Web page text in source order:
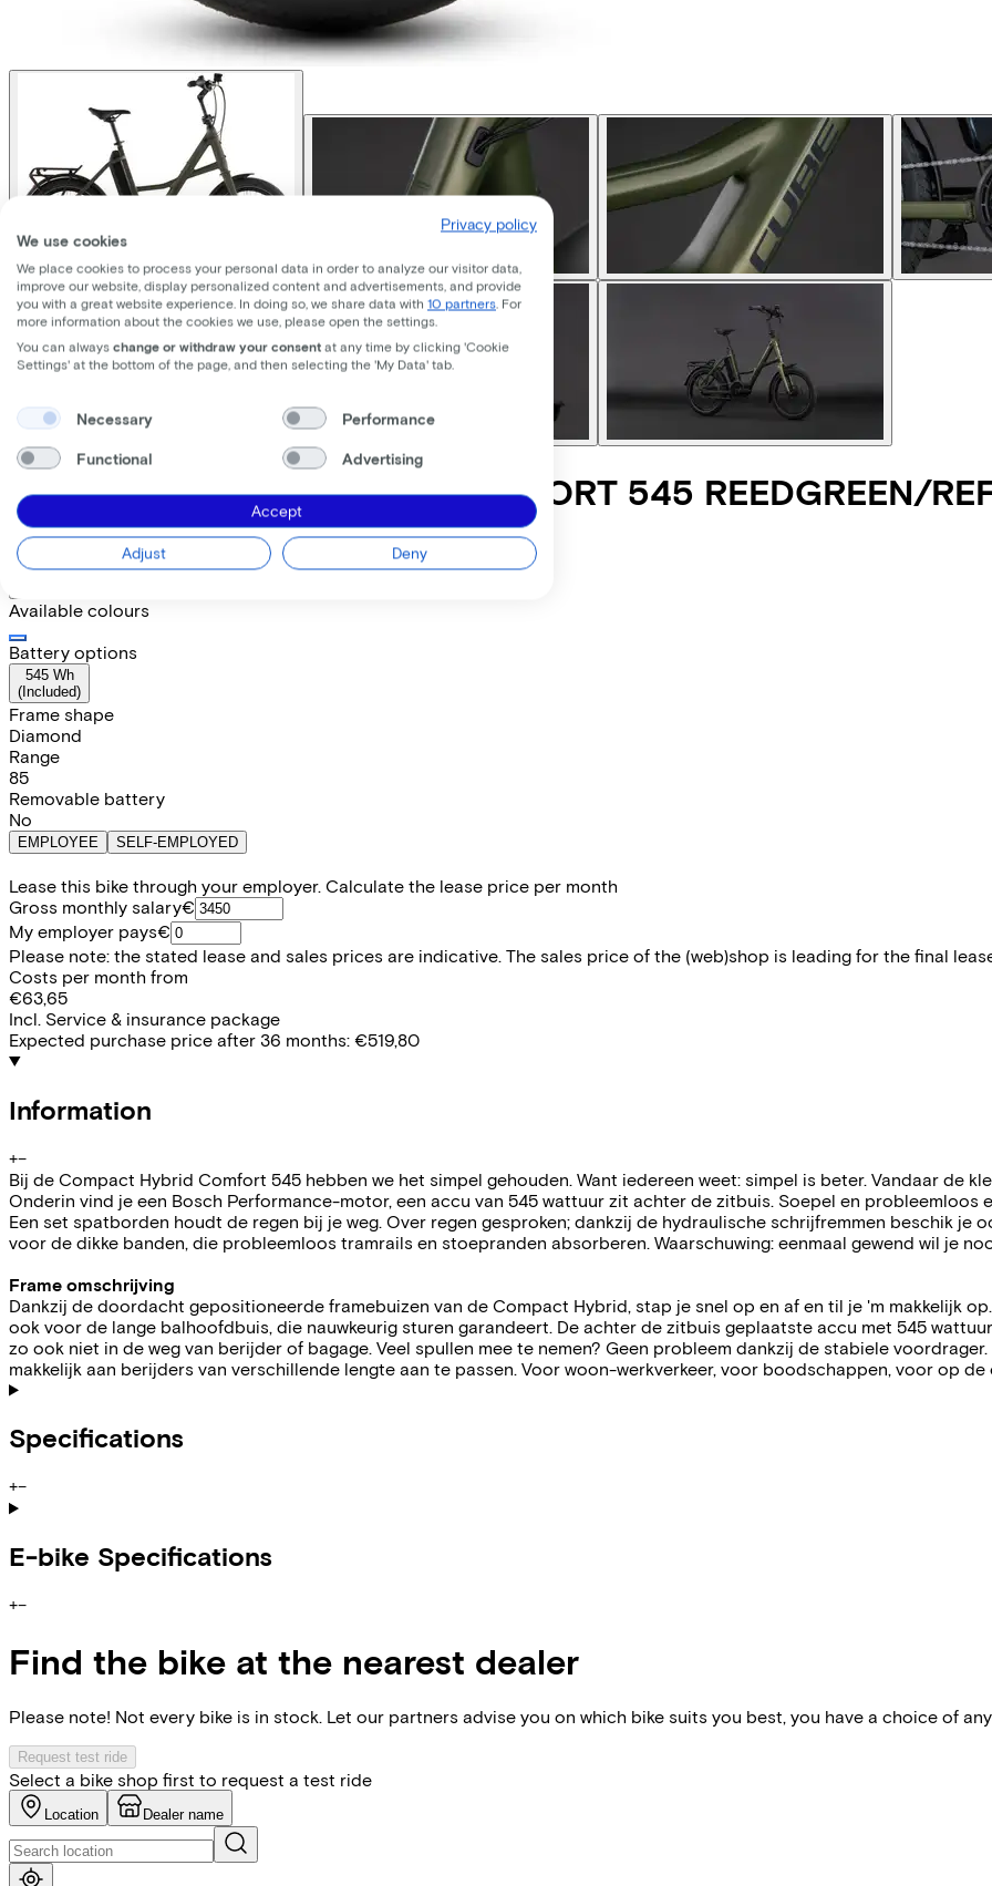
Cube COMPACT HYBRID COMFORT 545 REEDGREEN/
Price €2.599,00
Save €651,17 compared to buying.
Available colours
Battery options
545 Wh
( Included)
Frame shape
Diamond
Range
85
Removable battery
No
EMPLOYEE SELF-EMPLOYED
Lease this bike through your employer. Calculate the lease price per month
Gross monthly salary€
My employer pays€
Please note: the stated lease and sales prices are indicative. The sales price of the (web)shop is leading for the final
Costs per month from
€63,65
Incl. Service & insurance package
Expected purchase price after 36 months: €519,80
Information
+−
Bij de Compact Hybrid Comfort 545 hebben we het simpel gehouden. Want iedereen weet: simpel is beter. Vandaar de
Onderin vind je een Bosch Performance-motor, een accu van 545 wattuur zit achter de zitbuis. Soepel en
Een set spatborden houdt de regen bij je weg. Over regen gesproken; dankzij de hydraulische schrijfremmen beschik je
voor de dikke banden, die probleemloos tramrails en stoepranden absorberen. Waarschuwing: eenmaal gewend wil je
Frame omschrijving
Dankzij de doordacht gepositioneerde framebuizen van de Compact Hybrid, stap je snel op en af en til je 'm makkelijk
ook voor de lange balhoofdbuis, die nauwkeurig sturen garandeert. De achter de zitbuis geplaatste accu met 545
zo ook niet in de weg van berijder of bagage. Veel spullen mee te nemen? Geen probleem dankzij de stabiele
makkelijk aan berijders van verschillende lengte aan te passen. Voor woon-werkverkeer, voor boodschappen, voor op
Specifications
+−
E-bike Specifications
+−
Find the bike at the nearest dealer
Please note! Not every bike is in stock. Let our partners advise you on which bike suits you best, you have a choice of
Request test ride
Select a bike shop first to request a test ride
Location Dealer name
Privacy policy
We use cookies
We place cookies to process your personal data in order to analyze our visitor data,
improve our website, display personalized content and advertisements, and provide
you with a great website experience. In doing so, we share data with 10 partners . For
more information about the cookies we use, please open the settings.
You can always change or withdraw your consent at any time by clicking 'Cookie
Settings' at the bottom of the page, and then selecting the 'My Data' tab.
Necessary Performance
Functional Advertising
Accept
Adjust Deny